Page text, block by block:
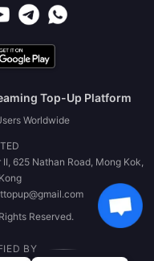
Top-Up Platform
Worldwide
625 Nathan Road, Mong Kok,
Reserved.
BY